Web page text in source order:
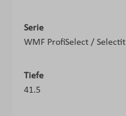
Serie
WMF ProfiSelect / Selectit
Tiefe
41.5